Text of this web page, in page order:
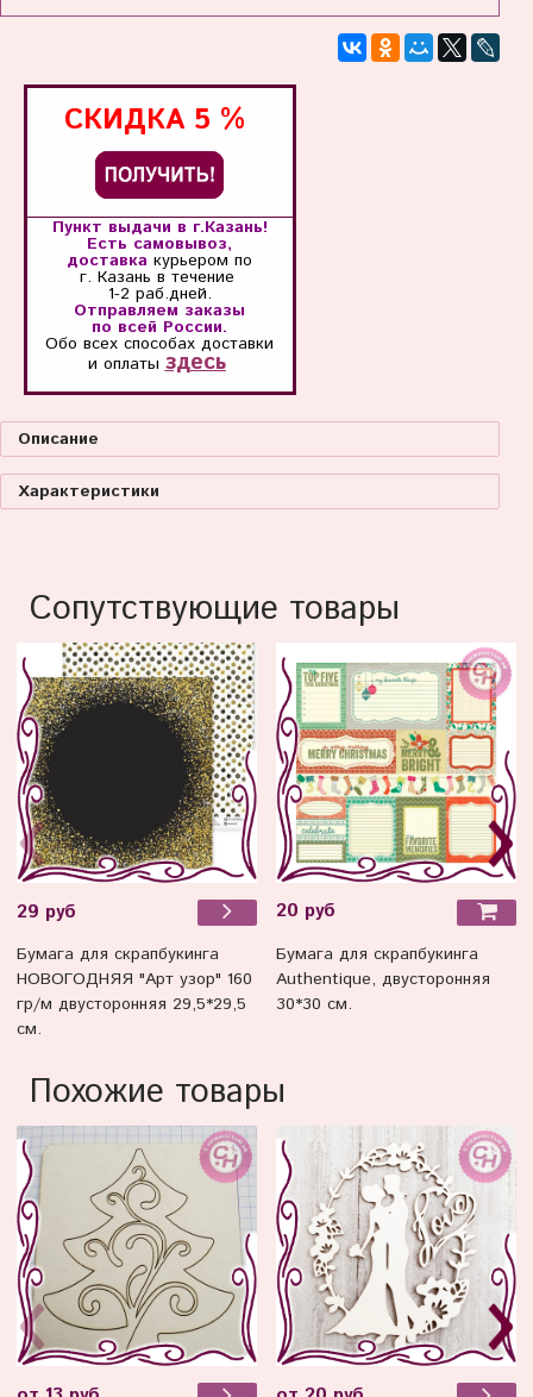
СКИДКА 5 %
Пункт выдачи в г.Казань!
Есть самовывоз,
доставка курьером по
г. Казань в течение
1-2 раб.дней.
Отправляем заказы
по всей России.
Обо всех способахдоставки
и оплаты здесь
Описание
Характеристики
Сопутствующие товары
29 руб
Бумага для скрапбукинга
НОВОГОДНЯЯ "Арт узор" 160
гр/м двусторонняя 29,5*29,5
см.
20 руб
Бумага для скрапбукинга
Authentique, двусторонняя
30*30 см.
Похожие товары